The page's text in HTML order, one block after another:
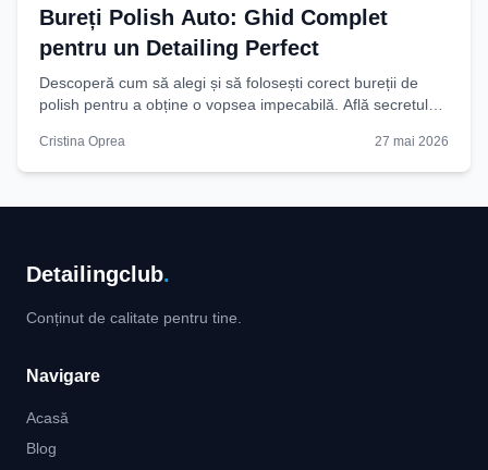
Bureți Polish Auto: Ghid Complet
pentru un Detailing Perfect
Descoperă cum să alegi și să folosești corect bureții de
polish pentru a obține o vopsea impecabilă. Află secretul
Cristina Oprea 27 mai 2026
Detailingclub.
Conținut de calitate pentru tine.
Navigare
Acasă
Blog